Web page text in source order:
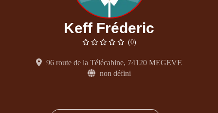
Keff Fréderic
(0)
96 route de la Télécabine, 74120 MEGEVE
non défini